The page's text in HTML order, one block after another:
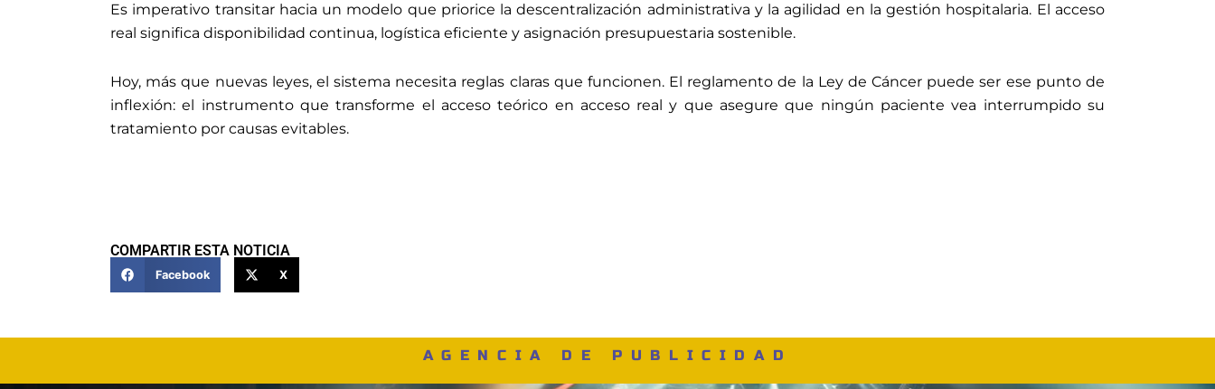
Es imperativo transitar hacia un modelo que priorice la descentralización administrativa y la agilidad en la gestión hospitalaria. El acceso
real significa disponibilidad continua, logística eficiente y asignación presupuestaria sostenible.
Hoy, más que nuevas leyes, el sistema necesita reglas claras que funcionen. El reglamento de la Ley de Cáncer puede ser ese punto de
inflexión: el instrumento que transforme el acceso teórico en acceso real y que asegure que ningún paciente vea interrumpido su
tratamiento por causas evitables.
COMPARTIR ESTA NOTICIA
Facebook X
AGENCIA DE PUBLICIDAD